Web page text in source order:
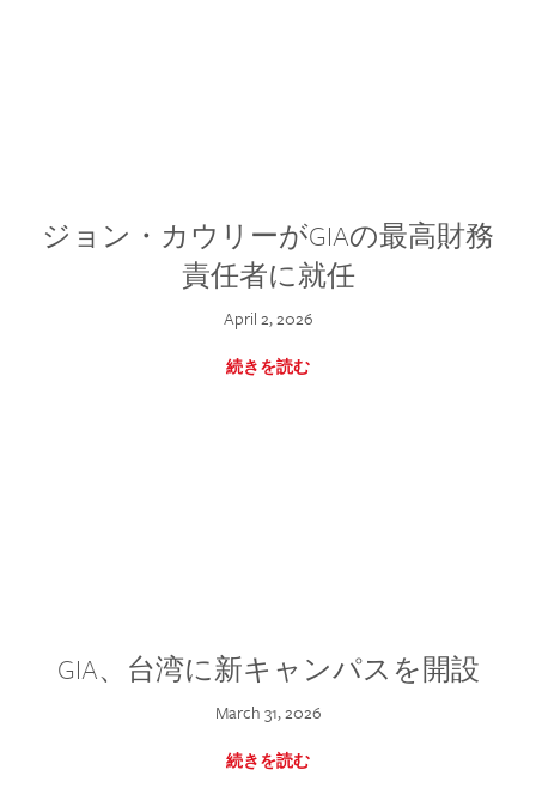
ジョン・カウリーがGIAの最高財務
責任者に就任
April 2, 2026
続きを読む
GIA、台湾に新キャンパスを開設
March 31, 2026
続きを読む